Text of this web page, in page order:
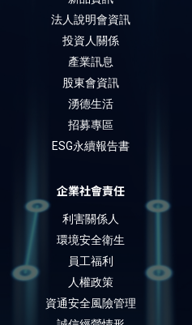
法人說明會資訊
投資人關係
產業訊息
股東會資訊
湧德生活
招募專區
ESG永續報告書
企業社會責任
利害關係人
環境安全衛生
員工福利
人權政策
資通安全風險管理